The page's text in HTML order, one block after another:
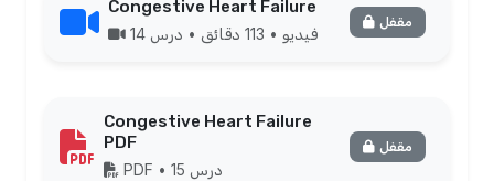
Congestive Heart Failure
فيديو • 113 دقائق • درس 14
مقفل
Congestive Heart Failure
PDF
PDF • درس 15
مقفل